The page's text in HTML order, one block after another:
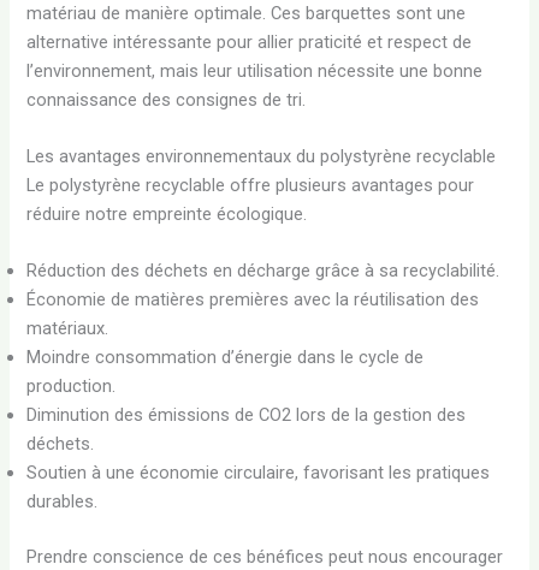
matériau de manière optimale. Ces barquettes sont une
alternative intéressante pour allier praticité et respect de
l’environnement, mais leur utilisation nécessite une bonne
connaissance des consignes de tri.
Les avantages environnementaux du polystyrène recyclable
Le polystyrène recyclable offre plusieurs avantages pour
réduire notre empreinte écologique.
Réduction des déchets en décharge grâce à sa recyclabilité.
Économie de matières premières avec la réutilisation des
matériaux.
Moindre consommation d’énergie dans le cycle de
production.
Diminution des émissions de CO2 lors de la gestion des
déchets.
Soutien à une économie circulaire, favorisant les pratiques
durables.
Prendre conscience de ces bénéfices peut nous encourager